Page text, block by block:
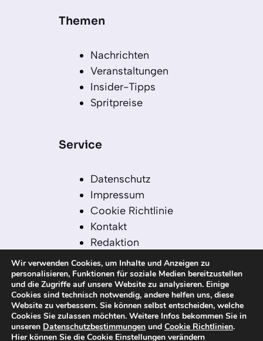
Themen
Nachrichten
Veranstaltungen
Insider-Tipps
Spritpreise
Service
Datenschutz
Impressum
Cookie Richtlinie
Kontakt
Redaktion
Redaktionelle Leitlinien
Sitemap
Einsatz von KI in der
Redaktion
Wir verwenden Cookies, um Inhalte und Anzeigen zu
personalisieren, Funktionen für soziale Medien bereitzustellen
und die Zugriffe auf unsere Website zu analysieren. Einige
Cookies sind technisch notwendig, andere helfen uns, diese
Website zu verbessern. Sie können selbst entscheiden, welche
Cookies Sie zulassen möchten. Weitere Infos bekommen Sie in
unseren Datenschutzbestimmungen und Cookie Richtlinien.
Hier können Sie die Cookie Einstellungen verändern